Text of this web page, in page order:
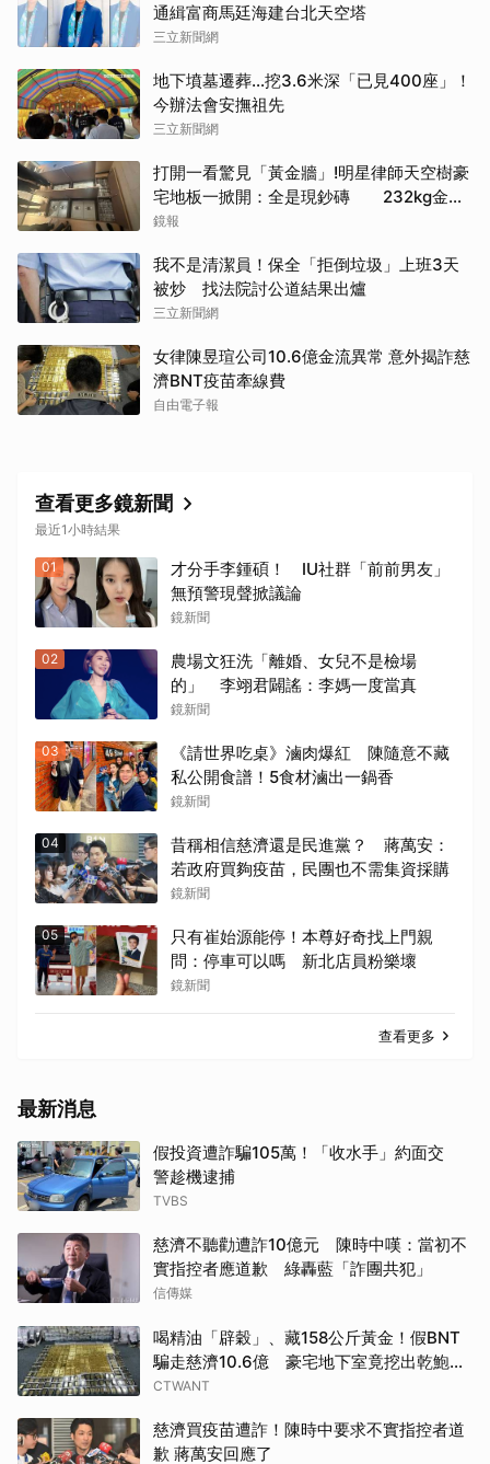
通緝富商馬廷海建台北天空塔
三立新聞網
地下墳墓遷葬…挖3.6米深「已見400座」！
今辦法會安撫祖先
三立新聞網
打開一看驚見「黃金牆」!明星律師天空樹豪
宅地板一掀開：全是現鈔磚 232kg金山
震撼影像曝
鏡報
我不是清潔員！保全「拒倒垃圾」上班3天
被炒 找法院討公道結果出爐
三立新聞網
女律陳昱瑄公司10.6億金流異常 意外揭詐慈
濟BNT疫苗牽線費
自由電子報
查看更多鏡新聞
最近1小時結果
01
才分手李鍾碩！ IU社群「前前男友」
無預警現聲掀議論
鏡新聞
02
農場文狂洗「離婚、女兒不是檢場
的」 李翊君闢謠：李媽一度當真
鏡新聞
03
《請世界吃桌》滷肉爆紅 陳隨意不藏
私公開食譜！5食材滷出一鍋香
鏡新聞
04
昔稱相信慈濟還是民進黨？ 蔣萬安：
若政府買夠疫苗，民團也不需集資採購
鏡新聞
05
只有崔始源能停！本尊好奇找上門親
問：停車可以嗎 新北店員粉樂壞
鏡新聞
查看更多
最新消息
假投資遭詐騙105萬！「收水手」約面交
警趁機逮捕
TVBS
慈濟不聽勸遭詐10億元 陳時中嘆：當初不
實指控者應道歉 綠轟藍「詐團共犯」
信傳媒
喝精油「辟穀」、藏158公斤黃金！假BNT
騙走慈濟10.6億 豪宅地下室竟挖出乾鮑金
庫
CTWANT
慈濟買疫苗遭詐！陳時中要求不實指控者道
歉 蔣萬安回應了
取消